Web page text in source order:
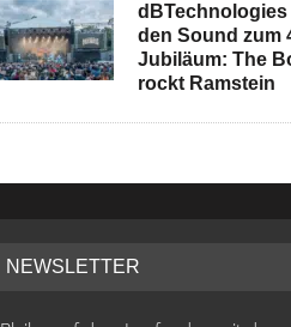
dBTechnologies
den Sound zum
Jubiläum: The
rockt Ramstein
NEWSLETTER